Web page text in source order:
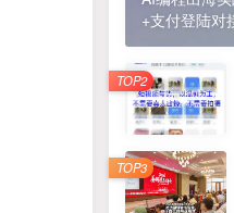
2025最新零撸项目，一部手机
5 线上陪伴项目玩法
6 全网首发！答案之书网页版
7 25年7月小红书女粉新玩法
8 情趣内衣暴
+支付登陆对
TOP2
TOP3